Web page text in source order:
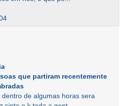
que partiram recentemente
de algumas horas sera